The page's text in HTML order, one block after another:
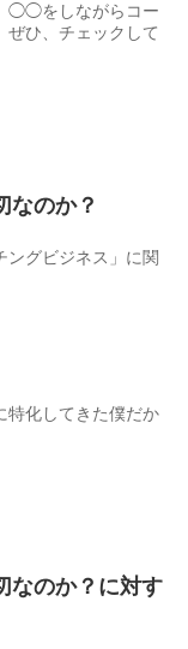
◯◯をしながらコー
ぜひ、チェックして
なのか？
ングビジネス」に関
特化してきた僕だか
なのか？に対す